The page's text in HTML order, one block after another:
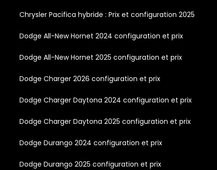
Chrysler Pacifica hybride : Prix et configuration 2025
Dodge All-New Hornet 2024 configuration et prix
Dodge All-New Hornet 2025 configuration et prix
Dodge Charger 2026 configuration et prix
Dodge Charger Daytona 2024 configuration et prix
Dodge Charger Daytona 2025 configuration et prix
Dodge Durango 2024 configuration et prix
Dodge Durango 2025 configuration et prix